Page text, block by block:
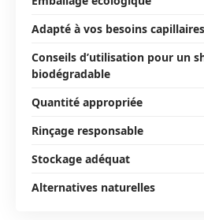
Adapté à vos besoins capillaires
Conseils d’utilisation pour un
biodégradable
Quantité appropriée
Rinçage responsable
Stockage adéquat
Alternatives naturelles